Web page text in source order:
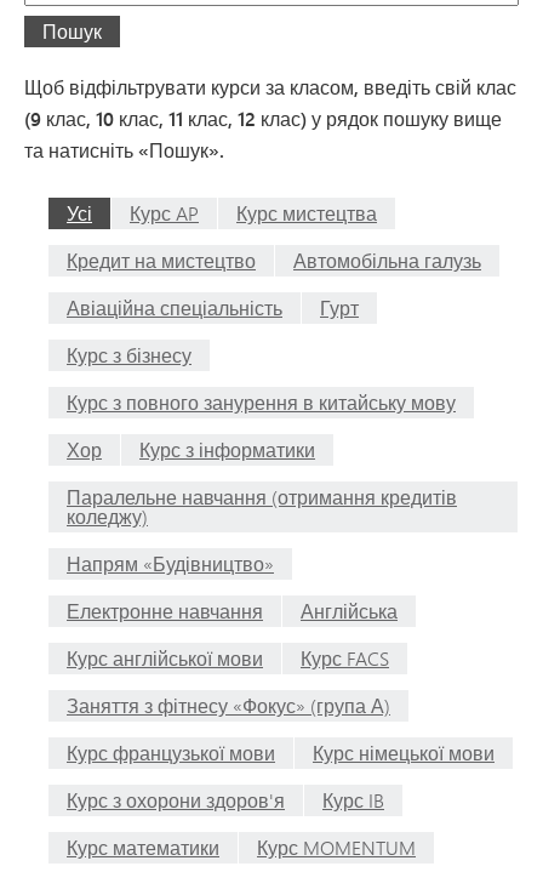
Пошук
Щоб відфільтрувати курси за класом, введіть свій клас
(9 клас, 10 клас, 11 клас, 12 клас) у рядок пошуку вище
та натисніть «Пошук».
Усі Курс AP
Курс мистецтва
Кредит на мистецтво
Автомобільна галузь
Авіаційна спеціальність
Гурт
Курс з бізнесу
Курс з повного занурення в китайську мову
Хор
Курс з інформатики
Паралельне навчання (отримання кредитів
коледжу)
Напрям «Будівництво»
Електронне навчання
Англійська
Курс англійської мови
Курс FACS
Заняття з фітнесу «Фокус» (група А)
Курс французької мови
Курс німецької мови
Курс з охорони здоров'я
Курс IB
Курс математики
Курс MOMENTUM